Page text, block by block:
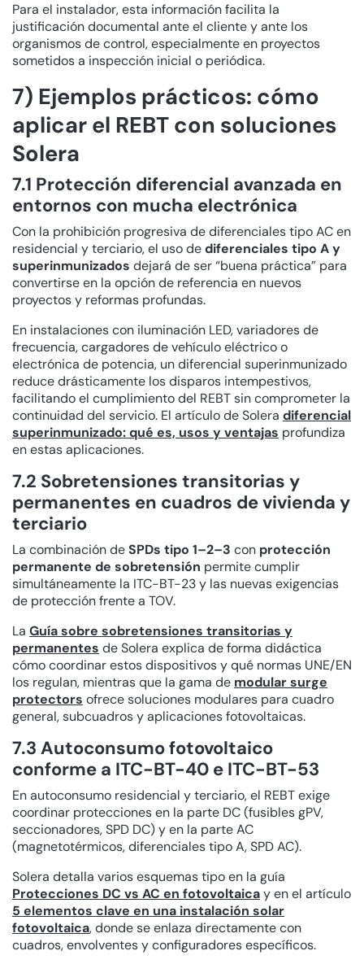
Para el instalador, esta información facilita la
justificación documental ante el cliente y ante los
organismos de control, especialmente en proyectos
sometidos a inspección inicial o periódica.
7) Ejemplos prácticos: cómo
aplicar el REBT con soluciones
Solera
7.1 Protección diferencial avanzada en
entornos con mucha electrónica
Con la prohibición progresiva de diferenciales tipo AC en
residencial y terciario, el uso dediferenciales tipo A y
superinmunizados dejará de ser “buena práctica” para
convertirse en la opción de referencia en nuevos
proyectos y reformas profundas.
En instalaciones con iluminación LED, variadores de
frecuencia, cargadores de vehículo eléctrico o
electrónica de potencia, un diferencial superinmunizado
reduce drásticamente los disparos intempestivos,
facilitando el cumplimiento del REBT sin comprometer la
continuidad del servicio. El artículo de Solera diferencial
superinmunizado: qué es, usos y ventajas profundiza
en estas aplicaciones.
7.2 Sobretensiones transitorias y
permanentes en cuadros de vivienda y
terciario
La combinación deSPDs tipo 1–2–3 con protección
permanente de sobretensión permite cumplir
simultáneamente la ITC-BT-23 y las nuevas exigencias
de protección frente a TOV.
La Guía sobre sobretensiones transitorias y
permanentes de Solera explica de forma didáctica
cómo coordinar estos dispositivos y qué normas UNE/EN
los regulan, mientras que la gama de modular surge
protectors ofrece soluciones modulares para cuadro
general, subcuadros y aplicaciones fotovoltaicas.
7.3 Autoconsumo fotovoltaico
conforme a ITC-BT-40 e ITC-BT-53
En autoconsumo residencial y terciario, el REBT exige
coordinar protecciones en la parte DC (fusibles gPV,
seccionadores, SPD DC) y en la parte AC
(magnetotérmicos, diferenciales tipo A, SPD AC).
Solera detalla varios esquemas tipo en la guía
Protecciones DC vs AC en fotovoltaicay en el artículo
5 elementos clave en una instalación solar
fotovoltaica, donde se enlaza directamente con
cuadros, envolventes y configuradores específicos.